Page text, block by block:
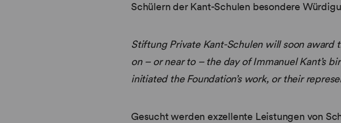
Schülern der Kant-Schulen besondere
Stiftung Private Kant-Schulen will soon award
on – or near to – the day of Immanuel Kant’s
initiated the Foundation’s work, or their
Gesucht werden exzellente Leistungen von